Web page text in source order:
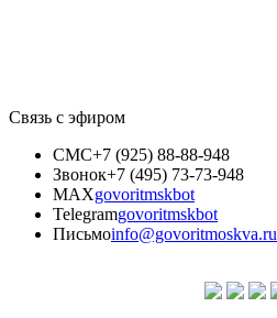
Связь с эфиром
СМС+7 (925) 88-88-948
Звонок+7 (495) 73-73-948
MAXgovoritmskbot
Telegramgovoritmskbot
Письмоinfo@govoritmoskva.ru